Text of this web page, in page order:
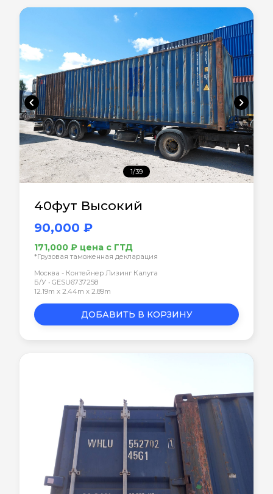
chevron_left chevron_right
1/39
40фут Высокий
90,000 ₽
171,000 ₽ цена с ГТД
*Грузовая таможенная декларация
Москва - Контейнер Лизинг Калуга
Б/У • GESU6737258
12.19m x 2.44m x 2.89m
ДОБАВИТЬ В КОРЗИНУ